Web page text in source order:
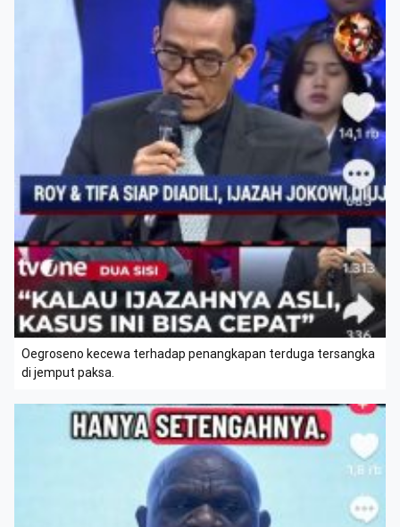
Oegroseno kecewa terhadap penangkapan terduga tersangka
di jemput paksa.